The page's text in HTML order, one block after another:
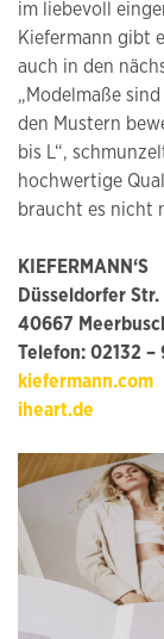
im liebevoll
Kiefermann gibt
auch in den
„Modelmaße
den Mustern
bis L“,
hochwertige
braucht es nicht
KIEFERMANN‘S
Düsseldorfer Str.
40667
Telefon: 02132 –
kiefermann.com
iheart.de